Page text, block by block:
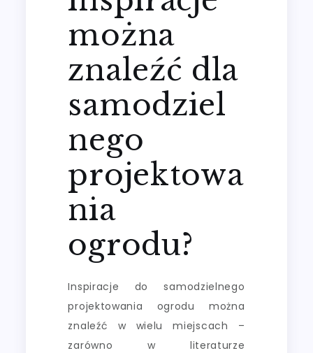
można
znaleźć dla
samodziel
nego
projektowa
nia
ogrodu?
Inspiracje do samodzielnego
projektowania ogrodu można
znaleźć w wielu miejscach –
zarówno w literaturze